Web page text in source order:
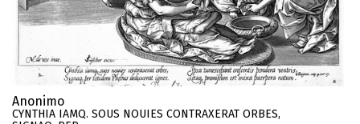
Anonimo
CYNTHIA IAMQ. SOUS NOUIES CONTRAXERAT ORBES,